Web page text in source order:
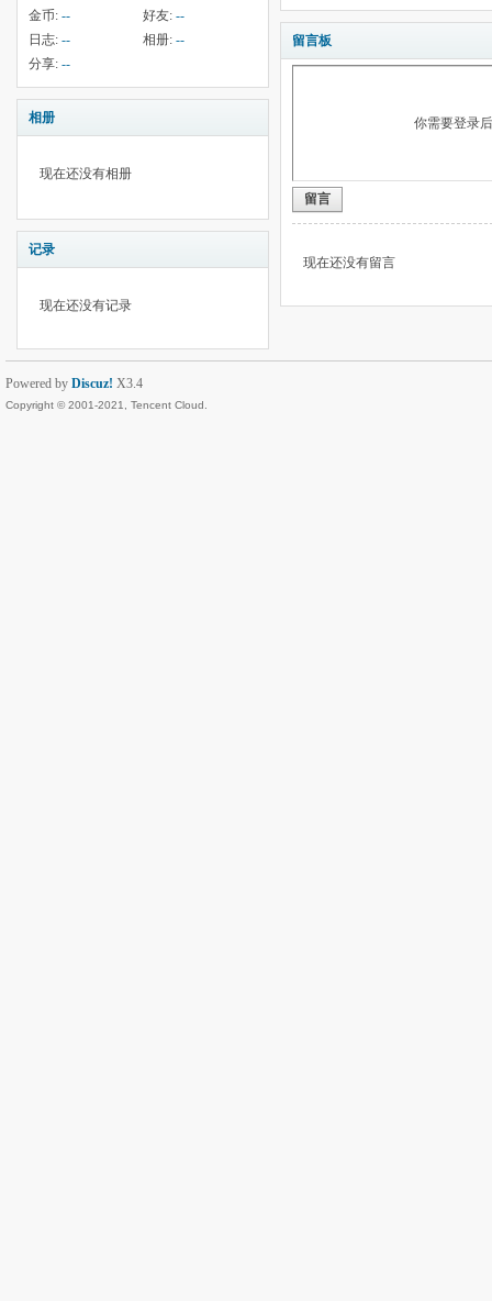
金币: -- 好友: --
日志: -- 相册: --
分享: --
相册
现在还没有相册
记录
现在还没有记录
留言板
你需要登录
留言
现在还没有留言
Powered by Discuz! X3.4
Copyright © 2001-2021, Tencent Cloud.